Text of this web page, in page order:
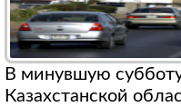
В минувшую
Казахстанской